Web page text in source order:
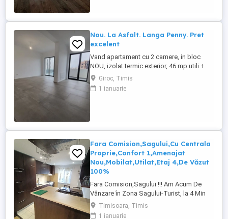
Nou. La Asfalt. Langa Penny. Pret
excelent
Vand apartament cu 2 camere, in bloc
NOU, izolat termic exterior, 46 mp utili +
terasa 5 mp. Finisat la cheie cu materiale
de calitate, centrala termica proprie cu
incalzire in pardoseala si termostate de
Giroc, Timis
1 ianuarie
Fara Comision,Sagului,Cu Centrala
Proprie,Confort 1,Amenajat
Nou,Mobilat,Utilat,Etaj 4,De Văzut
100%
Fara Comision,Sagului !!! Am Acum De
Vânzare în Zona Sagului-Turist, la 4 Min
pe Jos de Shopping City, Un apartament
cu 2 Camere confort 1 Semidecomandat
Timisoara, Timis
1 ianuarie